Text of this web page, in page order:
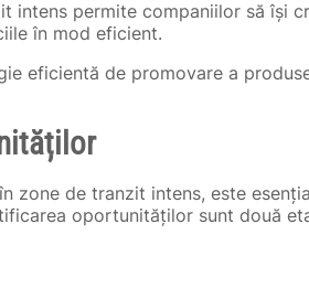
intens permite companiilor să își
în mod eficient.
eficientă de promovare a
zone de tranzit intens, este
oportunităților sunt două